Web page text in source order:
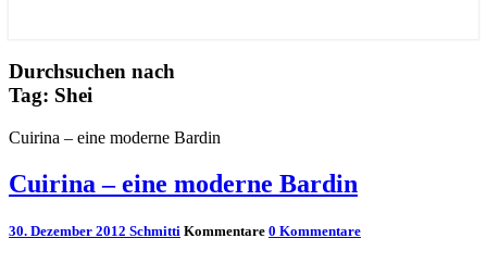
Durchsuchen nach
Tag: Shei
Cuirina – eine moderne Bardin
Cuirina – eine moderne Bardin
30. Dezember 2012 Schmitti Kommentare 0 Kommentare